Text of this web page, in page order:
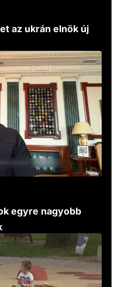
az ukrán elnök új
egyre nagyobb